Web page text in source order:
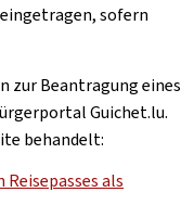
sofern
zur Beantragung eines
Guichet.lu.
behandelt:
als